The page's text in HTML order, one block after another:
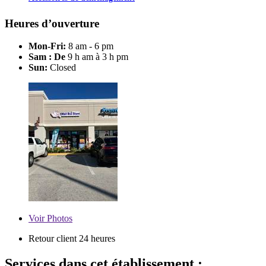
Heures d’ouverture
Mon-Fri: 8 am - 6 pm
Sam : De 9 h am à 3 h pm
Sun: Closed
VoirPhotos
Retour client 24 heures